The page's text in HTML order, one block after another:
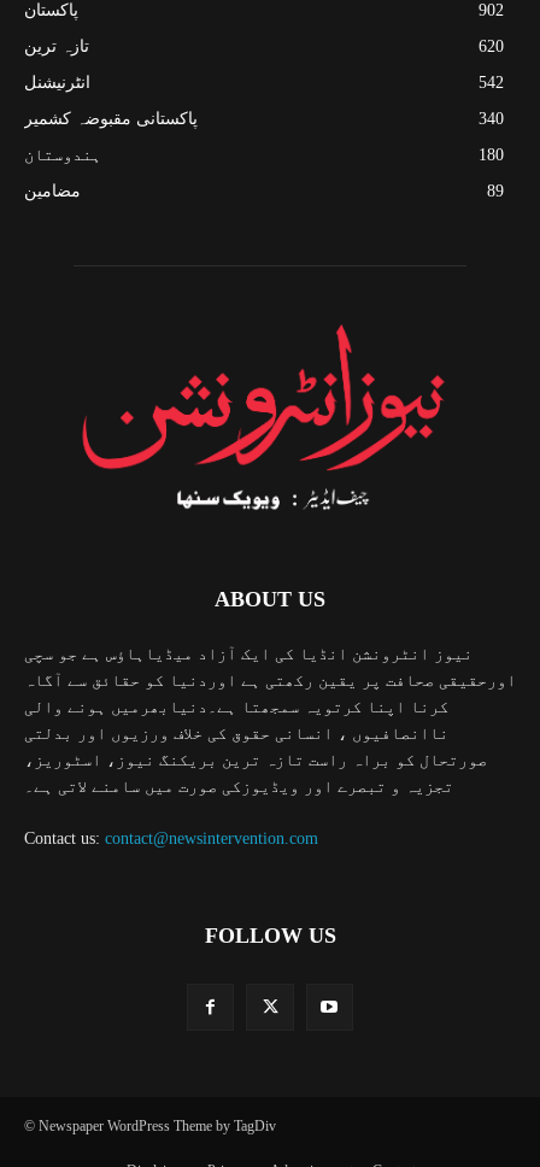
پاکستان
902
تازہ ترین
620
انٹرنیشنل
542
پاکستانی مقبوضہ کشمیر
340
ہندوستان
180
مضامین
89
ABOUT US
نیوز انٹرونشن انڈیا کی ایک آزاد میڈیاہاؤس ہے جو سچی
اورحقیقی صحافت پر یقین رکھتی ہے اوردنیا کو حقائق سے آگاہ
کرنا اپنا کرتویہ سمجھتا ہے۔دنیابھرمیں ہونے والی
ناانصافیوں ، انسانی حقوق کی خلاف ورزیوں اور بدلتی
صورتحال کو براہ راست تازہ ترین بریکنگ نیوز، اسٹوریز،
تجزیہ و تبصرے اور ویڈیوزکی صورت میں سامنے لاتی ہے۔
Contact us: contact@newsintervention.com
FOLLOW US
© Newspaper WordPress Theme by TagDiv